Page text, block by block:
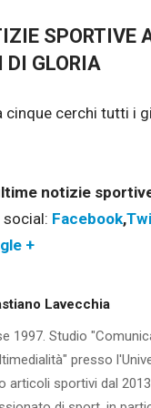
SPORTIVE
DI GLORIA
cinque cerchi tutti i
notizie
social: Facebook,
+
Lavecchia
1997. Studio
presso
articoli sportivi dal